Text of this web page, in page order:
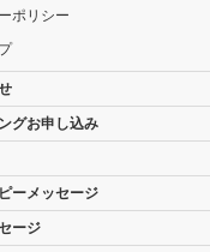
ポリシー
グお申し込み
ーメッセージ
ージ